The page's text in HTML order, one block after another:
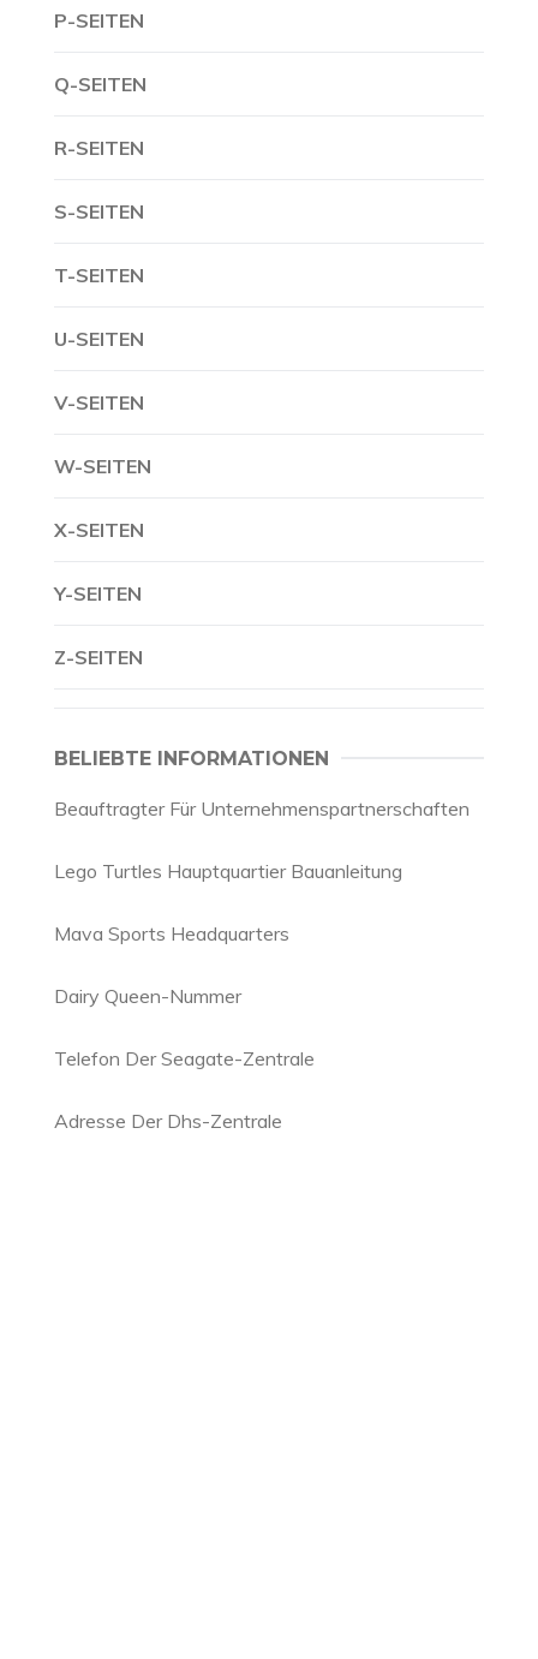
P-SEITEN
Q-SEITEN
R-SEITEN
S-SEITEN
T-SEITEN
U-SEITEN
V-SEITEN
W-SEITEN
X-SEITEN
Y-SEITEN
Z-SEITEN
BELIEBTE INFORMATIONEN
Beauftragter Für Unternehmenspartnerschaften
Lego Turtles Hauptquartier Bauanleitung
Mava Sports Headquarters
Dairy Queen-Nummer
Telefon Der Seagate-Zentrale
Adresse Der Dhs-Zentrale